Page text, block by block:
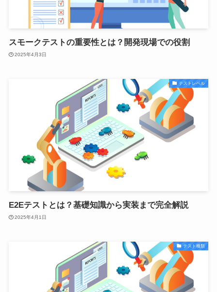
スモークテストの重要性とは？開発現場での役割
2025年4月3日
テストレベル
E2Eテストとは？基礎知識から実装まで完全解説
2025年4月1日
テスト種類